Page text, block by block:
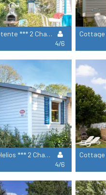
Chalet Détente *** 2 Chambres
4/6
Cottage Helios *** 2 Chambres Pmr - Adapté Pour Personnes À Mobilité Réduite
4/6